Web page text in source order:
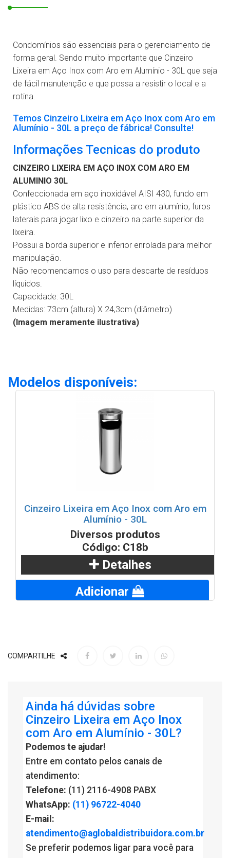
Condomínios são essenciais para o gerenciamento de
forma geral. Sendo muito importante que Cinzeiro
Lixeira em Aço Inox com Aro em Alumínio - 30L que seja
de fácil manutenção e que possa a resistir o local e a
rotina.
Temos Cinzeiro Lixeira em Aço Inox com Aro em
Alumínio - 30L a preço de fábrica! Consulte!
Informações Tecnicas do produto
CINZEIRO LIXEIRA EM AÇO INOX COM ARO EM
ALUMINIO 30L
Confeccionada em aço inoxidável AISI 430, fundo em
plástico ABS de alta resistência, aro em alumínio, furos
laterais para jogar lixo e cinzeiro na parte superior da
lixeira.
Possui a borda superior e inferior enrolada para melhor
manipulação.
Não recomendamos o uso para descarte de resíduos
líquidos.
Capacidade: 30L
Medidas: 73cm (altura) X 24,3cm (diâmetro)
(Imagem meramente ilustrativa)
Modelos disponíveis:
Cinzeiro Lixeira em Aço Inox com Aro em
Alumínio - 30L
Diversos produtos
Código: C18b
Detalhes
Adicionar
COMPARTILHE
Ainda há dúvidas sobre
Cinzeiro Lixeira em Aço Inox
com Aro em Alumínio - 30L?
Podemos te ajudar!
Entre em contato pelos canais de
atendimento:
Telefone: (11) 2116-4908 PABX
WhatsApp: (11) 96722-4040
E-mail:
atendimento@aglobaldistribuidora.com.br
Se preferir podemos ligar para você para